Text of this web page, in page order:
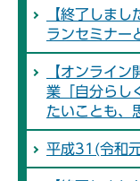
【終了しま
ランセミナー
【オンライ
業「自分らし
たいことも、
平成31(令和